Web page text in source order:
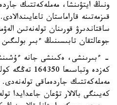
ونىڭ ايتۋىنشا، مەملەكەتتىك
قىزمەتىنە قاراماستان
ساقتاندىرۋ قورىنان تولەنەتىن
جوعالتقان تابىسىنىڭ ءبىر
- ءبىرىنشى، ەكىنشى جانە
كەزدە وتباسىعا
مەملەكەتتىك جاردەماقى